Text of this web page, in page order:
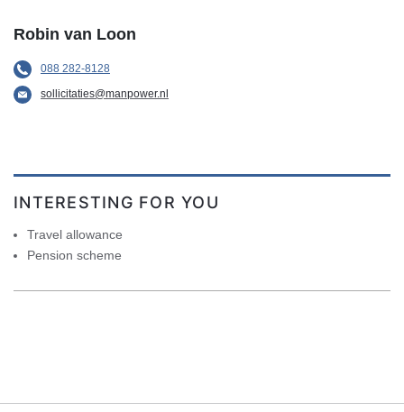
Robin van Loon
088 282-8128
sollicitaties@manpower.nl
INTERESTING FOR YOU
Travel allowance
Pension scheme